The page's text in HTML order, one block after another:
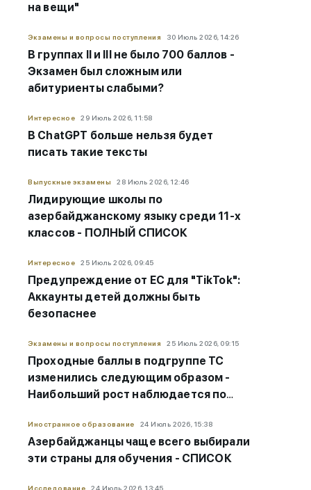
на вещи"
Экзамены и вопросы поступления 30 Июль 2026, 14:26
В группах II и III не было 700 баллов -
Экзамен был сложным или
абитуриенты слабыми?
Интересное 29 Июль 2026, 11:58
В ChatGPT больше нельзя будет
писать такие тексты
Выпускные экзамены 28 Июль 2026, 12:46
Лидирующие школы по
азербайджанскому языку среди 11-х
классов - ПОЛНЫЙ СПИСОК
Интересное 25 Июль 2026, 09:45
Предупреждение от ЕС для "TikTok":
Аккаунты детей должны быть
безопаснее
Экзамены и вопросы поступления 25 Июль 2026, 09:15
Проходные баллы в подгруппе ТС
изменились следующим образом -
Наибольший рост наблюдается по
Иностранное образование 24 Июль 2026, 15:38
Азербайджанцы чаще всего выбирали
эти страны для обучения - СПИСОК
Исследование 24 Июль 2026, 13:45